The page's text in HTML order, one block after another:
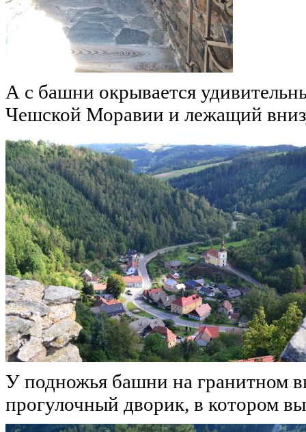
А с башни окрывается
Чешской Моравии и лежащий
У подножья башни на гранитном
прогулочный дворик, в котором